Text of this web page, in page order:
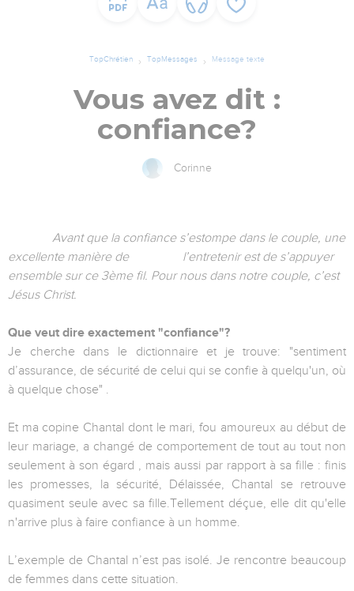
TopChrétien TopMessages Message texte
Vous avez dit :
confiance?
Corinne
Avant que la confiance s’estompe dans le couple, une
excellente manière de l’entretenir est de s’appuyer
ensemble sur ce 3ème fil. Pour nous dans notre couple, c’est
Jésus Christ.
Que veut dire exactement "confiance"?
Je cherche dans le dictionnaire et je trouve: "sentiment
d’assurance, de sécurité de celui qui se confie à quelqu'un, où
à quelque chose" .
Et ma copine Chantal dont le mari, fou amoureux au début de
leur mariage, a changé de comportement de tout au tout non
seulement à son égard , mais aussi par rapport à sa fille : finis
les promesses, la sécurité, Délaissée, Chantal se retrouve
quasiment seule avec sa fille.Tellement déçue, elle dit qu'elle
n'arrive plus à faire confiance à un homme.
L’exemple de Chantal n’est pas isolé. Je rencontre beaucoup
de femmes dans cette situation.